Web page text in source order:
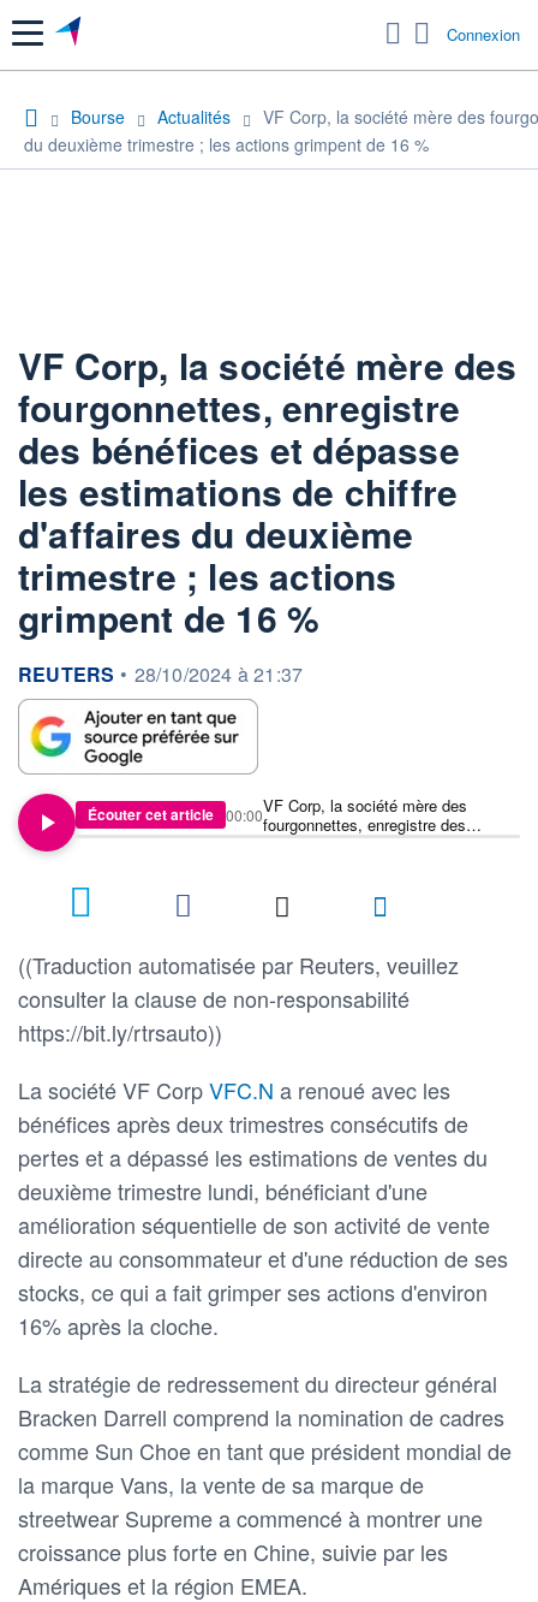
Menu Connexion
Bourse Actualités
VF Corp, la société mère des
du deuxième trimestre ; les actions grimpent de 16 %
VF Corp, la société mère des
fourgonnettes, enregistre
des bénéfices et dépasse
les estimations de chiffre
d'affaires du deuxième
trimestre ; les actions
grimpent de 16 %
information fournie par
REUTERS • 28/10/2024 à 21:37
Écouter cet article
VF Corp, la société mère des
fourgonnettes, enregistre des
bénéfices et dépasse les
grimpent de 16 %
00:00
((Traduction automatisée par Reuters, veuillez
consulter la clause de non-responsabilité
https://bit.ly/rtrsauto))
La société VF CorpVFC.N a renoué avec les
bénéfices après deux trimestres consécutifs de
pertes et a dépassé les estimations de ventes du
deuxième trimestre lundi, bénéficiant d'une
amélioration séquentielle de son activité de vente
directe au consommateur et d'une réduction de ses
stocks, ce qui a fait grimper ses actions d'environ
16% après la cloche.
La stratégie de redressement du directeur général
Bracken Darrell comprend la nomination de cadres
comme Sun Choe en tant que président mondial de
la marque Vans, la vente de sa marque de
streetwear Supreme a commencé à montrer une
croissance plus forte en Chine, suivie par les
Amériques et la région EMEA.